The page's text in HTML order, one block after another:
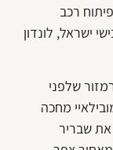
רכב
ישראל, לונדון
שלפני
מחכה
את שבריר